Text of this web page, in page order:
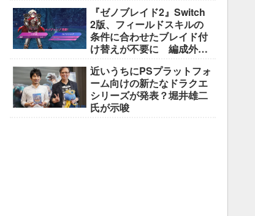
『ゼノブレイド2』Switch
2版、フィールドスキルの
条件に合わせたブレイド付
け替えが不要に 編成外の
近いうちにPSプラットフォ
ーム向けの新たなドラクエ
シリーズが発表？堀井雄二
氏が示唆